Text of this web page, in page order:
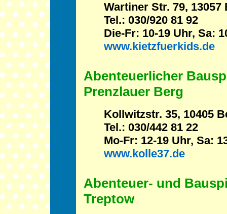
Wartiner Str. 79, 13057
Tel.: 030/920 81 92
Die-Fr: 10-19 Uhr, Sa:
www.kietzfuerkids.de
Abenteuerlicher
Prenzlauer Berg
Kollwitzstr. 35, 10405
Tel.: 030/442 81 22
Mo-Fr: 12-19 Uhr, Sa:
www.kolle37.de
Abenteuer- und
Treptow